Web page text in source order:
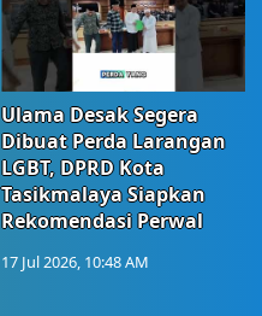
Ulama Desak Segera
Dibuat Perda Larangan
LGBT, DPRD Kota
Tasikmalaya Siapkan
Rekomendasi Perwal
17 Jul 2026, 10:48 AM